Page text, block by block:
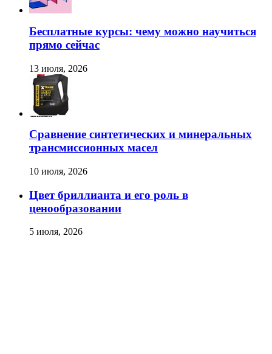
Бесплатные курсы: чему можно научиться
прямо сейчас
13 июля, 2026
Сравнение синтетических и минеральных
трансмиссионных масел
10 июля, 2026
Цвет бриллианта и его роль в
ценообразовании
5 июля, 2026